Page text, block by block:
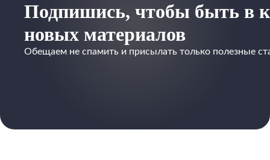
Подпишись, чтобы быть в
новых материалов
Обещаем не спамить и присылать только полезные